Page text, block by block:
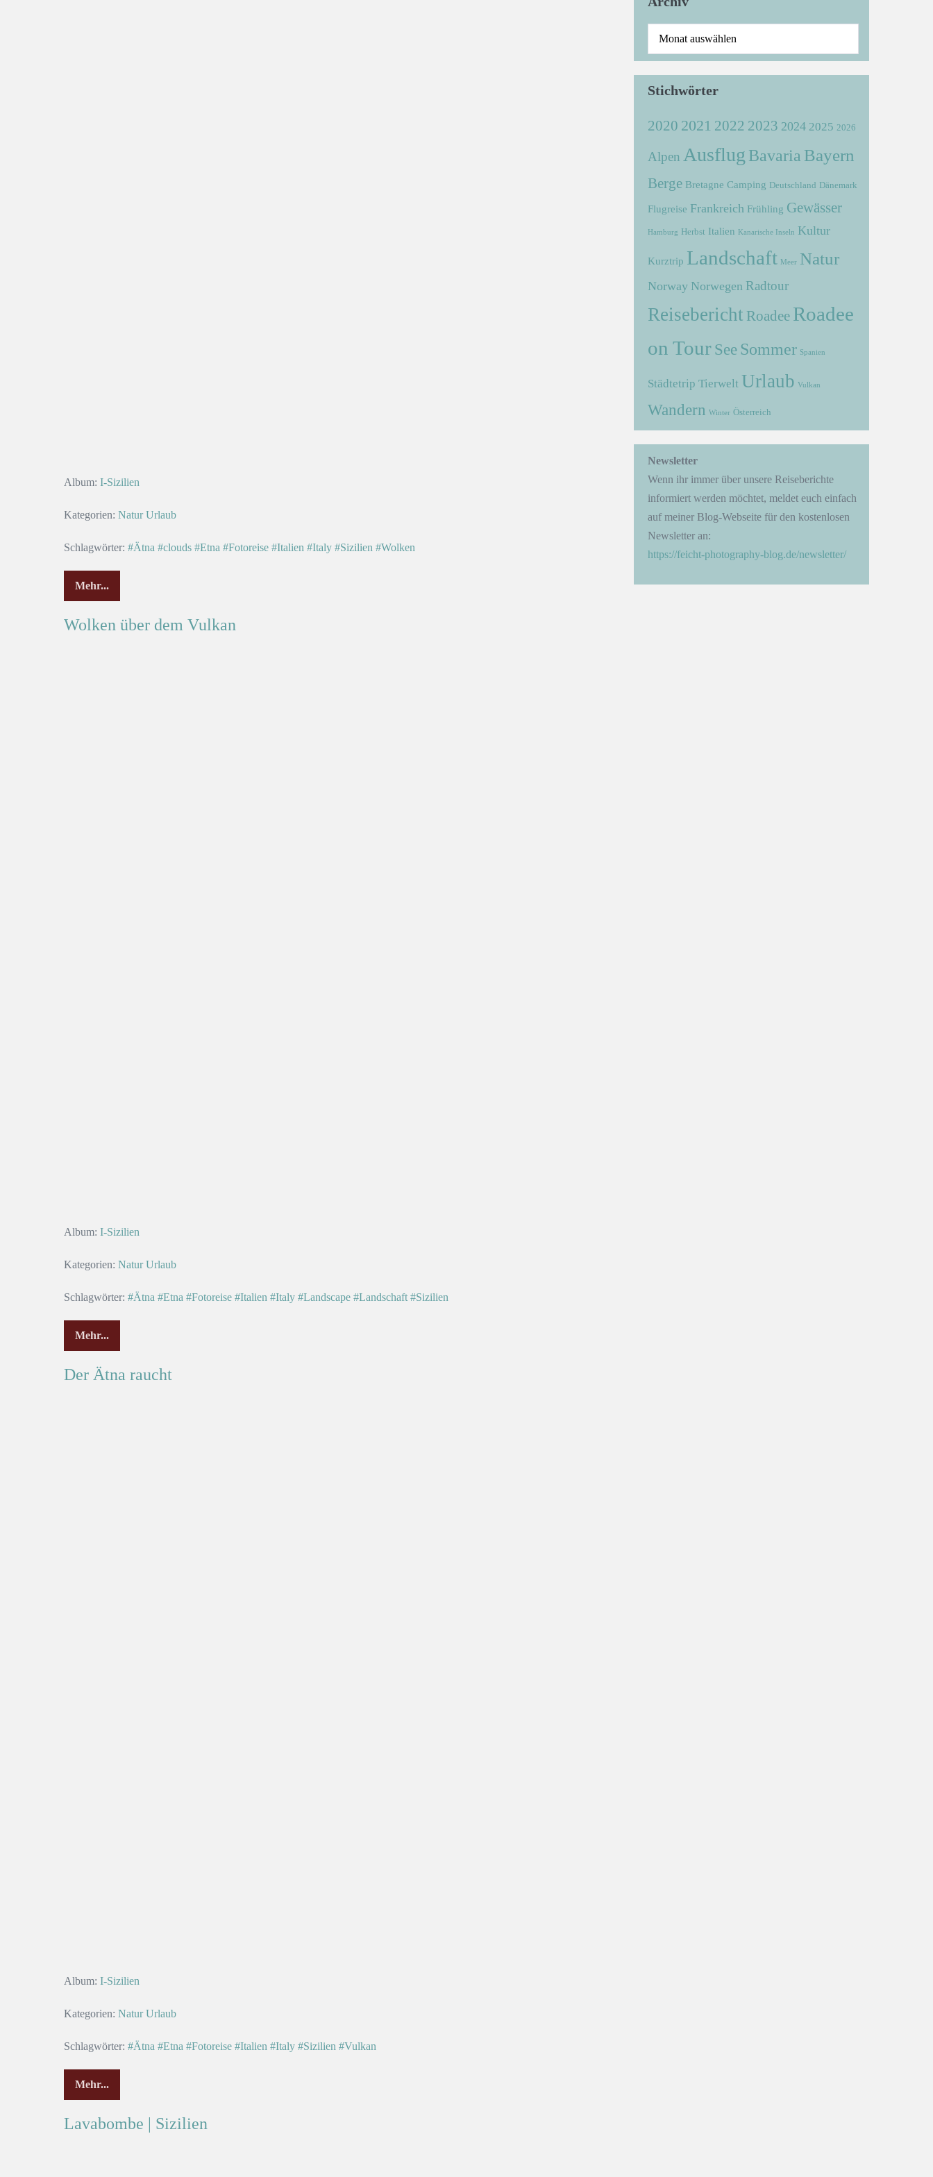
Album: I-Sizilien
Kategorien: Natur Urlaub
Schlagwörter: #Ätna #clouds #Etna #Fotoreise #Italien #Italy #Sizilien #Wolken
Mehr...
Wolken über dem Vulkan
Album: I-Sizilien
Kategorien: Natur Urlaub
Schlagwörter: #Ätna #Etna #Fotoreise #Italien #Italy #Landscape #Landschaft #Sizilien
Mehr...
Der Ätna raucht
Album: I-Sizilien
Kategorien: Natur Urlaub
Schlagwörter: #Ätna #Etna #Fotoreise #Italien #Italy #Sizilien #Vulkan
Mehr...
Lavabombe | Sizilien
Stichwörter
2020 2021 2022 2023 2024 2025 2026
Alpen Ausflug Bavaria Bayern
Berge Bretagne Camping Deutschland Dänemark
Flugreise Frankreich Frühling Gewässer
Hamburg Herbst Italien Kanarische Inseln Kultur
Kurztrip Landschaft Meer Natur
Norway Norwegen Radtour
Reisebericht Roadee Roadee
on Tour See Sommer Spanien
Städtetrip Tierwelt Urlaub Vulkan
Wandern Winter Österreich
Newsletter
Wenn ihr immer über unsere Reiseberichte
informiert werden möchtet, meldet euch einfach
auf meiner Blog-Webseite für den kostenlosen
Newsletter an:
https://feicht-photography-blog.de/newsletter/